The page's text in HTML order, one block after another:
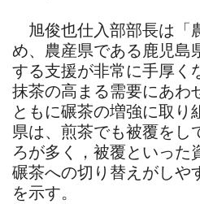
旭俊也仕入部部長は「
め、農産県である鹿児島
する支援が非常に手厚く
抹茶の高まる需要にあわ
ともに碾茶の増強に取り
県は、煎茶でも被覆をし
ろが多く，被覆といった
碾茶への切り替えがしや
を示す。